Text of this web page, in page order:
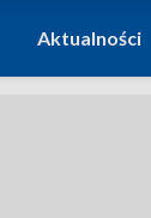
Aktualności